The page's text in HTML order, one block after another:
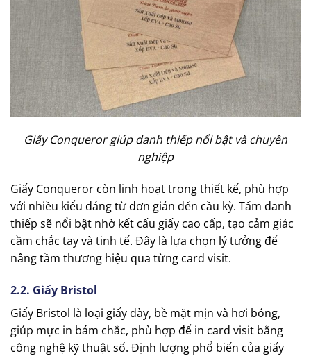
Giấy Conqueror giúp danh thiếp nổi bật và chuyên
nghiệp
Giấy Conqueror còn linh hoạt trong thiết kế, phù hợp
với nhiều kiểu dáng từ đơn giản đến cầu kỳ. Tấm danh
thiếp sẽ nổi bật nhờ kết cấu giấy cao cấp, tạo cảm giác
cầm chắc tay và tinh tế. Đây là lựa chọn lý tưởng để
nâng tầm thương hiệu qua từng card visit.
2.2. Giấy Bristol
Giấy Bristol là loại giấy dày, bề mặt mịn và hơi bóng,
giúp mực in bám chắc, phù hợp để in card visit bằng
công nghệ kỹ thuật số. Định lượng phổ biến của giấy